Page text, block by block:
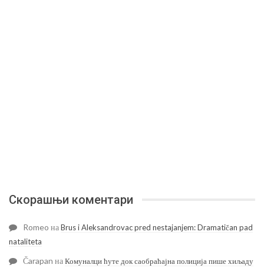
Скорашњи коментари
Romeo наBrus i Aleksandrovac pred nestajanjem: Dramatičan pad
nataliteta
Čarapan наКомуналци ћуте док саобраћајна полиција пише хиљаду